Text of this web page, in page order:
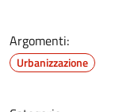
Argomenti:
Urbanizzazione